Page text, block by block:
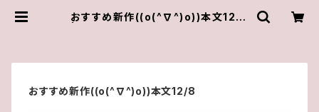
おすすめ新作((o(^∇^)o))本文12/8
おすすめ新作((o(^∇^)o))本文12/8